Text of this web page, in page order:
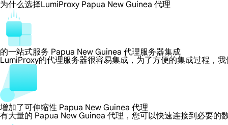
为什么选择LumiProxy Papua New Guinea 代理
的一站式服务 Papua New Guinea 代理服务器集成
LumiProxy的代理服务器很容易集成，为了方便的集成过程，
增加了可伸缩性 Papua New Guinea 代理
有大量的 Papua New Guinea 代理，您可以快速连接到必要